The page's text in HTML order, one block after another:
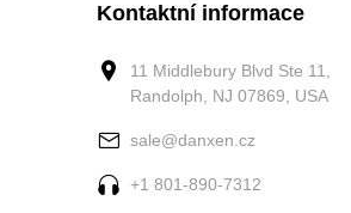
Kontaktní informace
11 Middlebury Blvd Ste 11,
Randolph, NJ 07869, USA
sale@danxen.cz
+1 801-890-7312